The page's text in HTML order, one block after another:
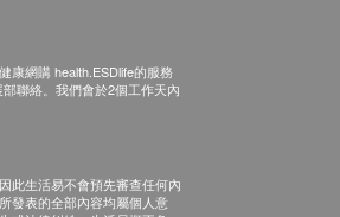
康網購 health.ESDlife的服務
聯絡。我們會於2個工作天內
此生活易不會預先審查任何內
發表的全部內容均屬個人意